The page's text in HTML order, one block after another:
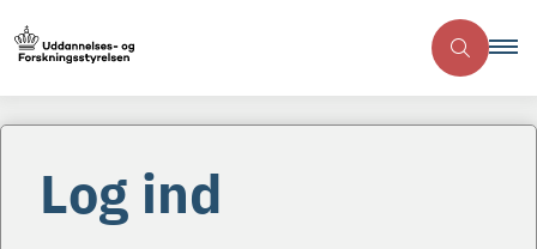
Log ind